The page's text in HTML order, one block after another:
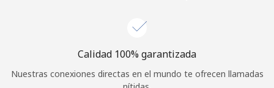
Calidad 100% garantizada
Nuestras conexiones directas en el mundo te ofrecen llamadas